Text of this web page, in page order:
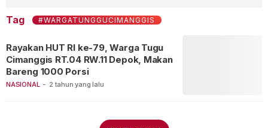
Tag #WARGATUNGGUCIMANGGIS
NASIONAL - 2 tahun yang lalu
Rayakan HUT RI ke-79, Warga Tugu
Cimanggis RT.04 RW.11 Depok, Makan
Bareng 1000 Porsi